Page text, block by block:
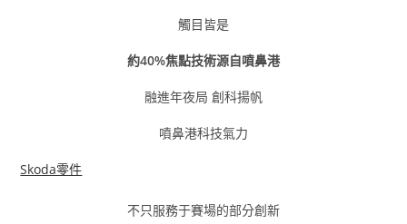
觸目皆是
約40%焦點技術源自噴鼻港
融進年夜局 創科揚帆
噴鼻港科技氣力
Skoda零件
不只服務于賽場的部分創新